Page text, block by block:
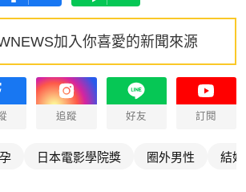
加入你喜愛的新聞來源
追蹤 好友 訂閱
日本電影學院獎 圈外男性 結婚